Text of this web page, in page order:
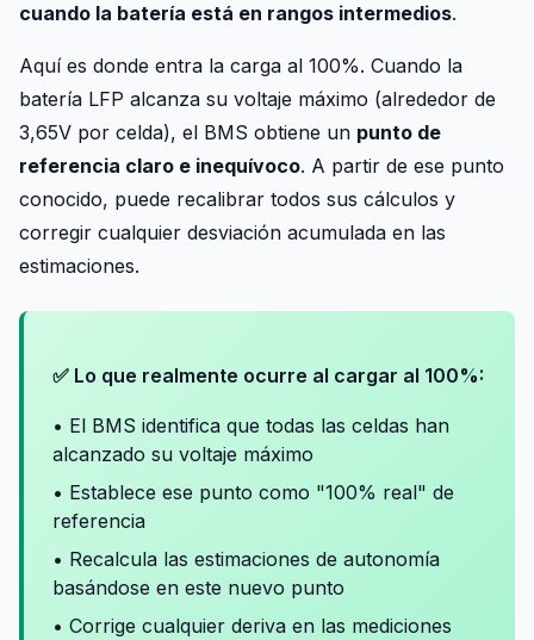
cuando la batería está en rangos intermedios.
Aquí es donde entra la carga al 100%. Cuando la
batería LFP alcanza su voltaje máximo (alrededor de
3,65V por celda), el BMS obtiene un punto de
referencia claro e inequívoco. A partir de ese punto
conocido, puede recalibrar todos sus cálculos y
corregir cualquier desviación acumulada en las
estimaciones.
✅ Lo que realmente ocurre al cargar al 100%:
• El BMS identifica que todas las celdas han
alcanzado su voltaje máximo
• Establece ese punto como "100% real" de
referencia
• Recalcula las estimaciones de autonomía
basándose en este nuevo punto
• Corrige cualquier deriva en las mediciones